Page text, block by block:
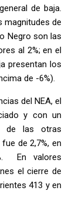
de baja.
magnitudes de
Negro son las
al 2%; en el
presentan los
de -6%).
del NEA, el
y con un
de las otras
de 2,7%, en
En valores
el cierre de
413 y en